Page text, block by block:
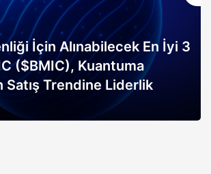
İçin Alınabilecek En İyi 3
($BMIC), Kuantuma
Satış Trendine Liderlik